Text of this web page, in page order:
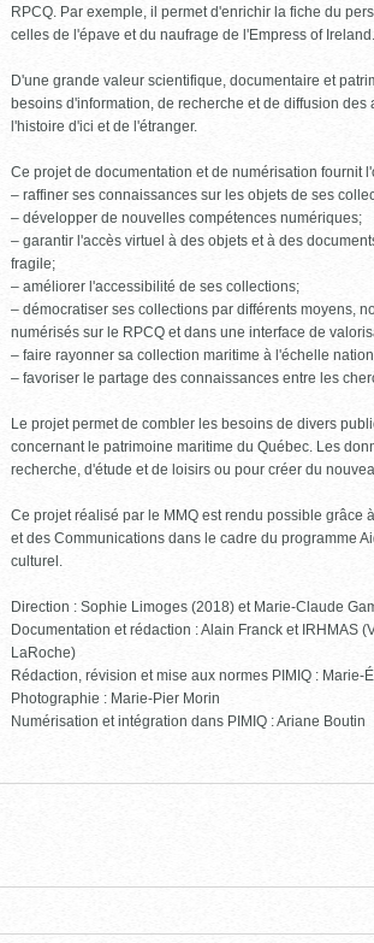
RPCQ. Par exemple, il permet d'enrichir la fiche du
celles de l'épave et du naufrage de l'Empress of Ireland.
D'une grande valeur scientifique, documentaire et
besoins d'information, de recherche et de diffusion
l'histoire d'ici et de l'étranger.
Ce projet de documentation et de numérisation fournit
– raffiner ses connaissances sur les objets de ses
– développer de nouvelles compétences numériques;
– garantir l'accès virtuel à des objets et à des
fragile;
– améliorer l'accessibilité de ses collections;
– démocratiser ses collections par différents moyens,
numérisés sur le RPCQ et dans une interface de
– faire rayonner sa collection maritime à l'échelle
– favoriser le partage des connaissances entre les
Le projet permet de combler les besoins de divers
concernant le patrimoine maritime du Québec. Les
recherche, d'étude et de loisirs ou pour créer du
Ce projet réalisé par le MMQ est rendu possible
et des Communications dans le cadre du programme
culturel.
Direction : Sophie Limoges (2018) et Marie-Claude
Documentation et rédaction : Alain Franck et IRHMAS
LaRoche)
Rédaction, révision et mise aux normes PIMIQ : Marie-
Photographie : Marie-Pier Morin
Numérisation et intégration dans PIMIQ : Ariane Boutin